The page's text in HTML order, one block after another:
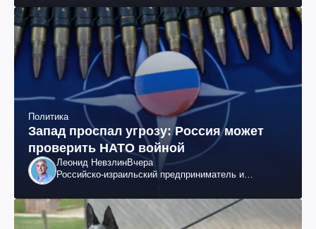
Политика
Запад проспал угрозу: Россия может
проверить НАТО войной
Леонид НевзлинВчера
Российско-израильский предприниматель и
"ЮКОСа"